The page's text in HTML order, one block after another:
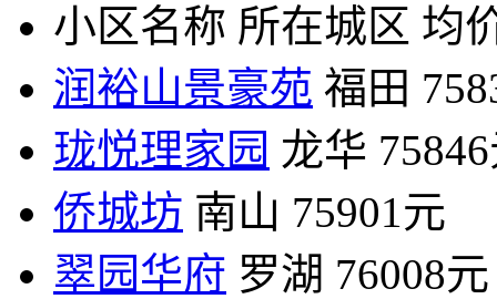
小区名称 所在城区 均
润裕山景豪苑 福田
珑悦理家园 龙华
侨城坊 南山 75901元
翠园华府 罗湖 76008元